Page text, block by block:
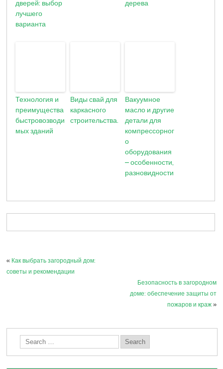
дверей: выбор
лучшего
варианта
дерева
Технология и
преимущества
быстровозводи
мых зданий
Виды свай для
каркасного
строительства.
Вакуумное
масло и другие
детали для
компрессорног
о
оборудования
– особенности,
разновидности
« Как выбрать загородный дом:
советы и рекомендации
Безопасность в загородном
доме: обеспечение защиты от
пожаров и краж»